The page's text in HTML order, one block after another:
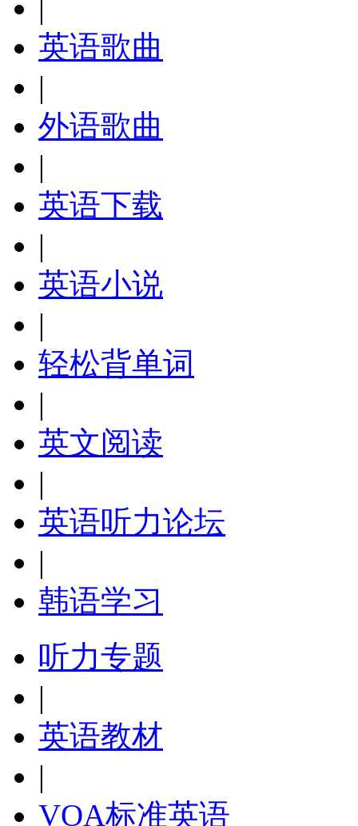
|
英语歌曲
|
外语歌曲
|
英语下载
|
英语小说
|
轻松背单词
|
英文阅读
|
英语听力论坛
|
韩语学习
听力专题
|
英语教材
|
VOA标准英语